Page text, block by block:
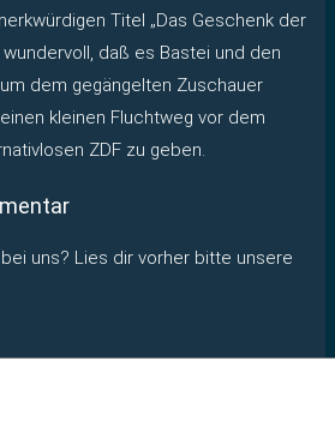
Titel „Das Geschenk der
wundervoll, daß es Bastei und den
um dem gegängelten Zuschauer
kleinen Fluchtweg vor dem
ZDF zu geben.
uns? Lies dir vorher bitte unsere